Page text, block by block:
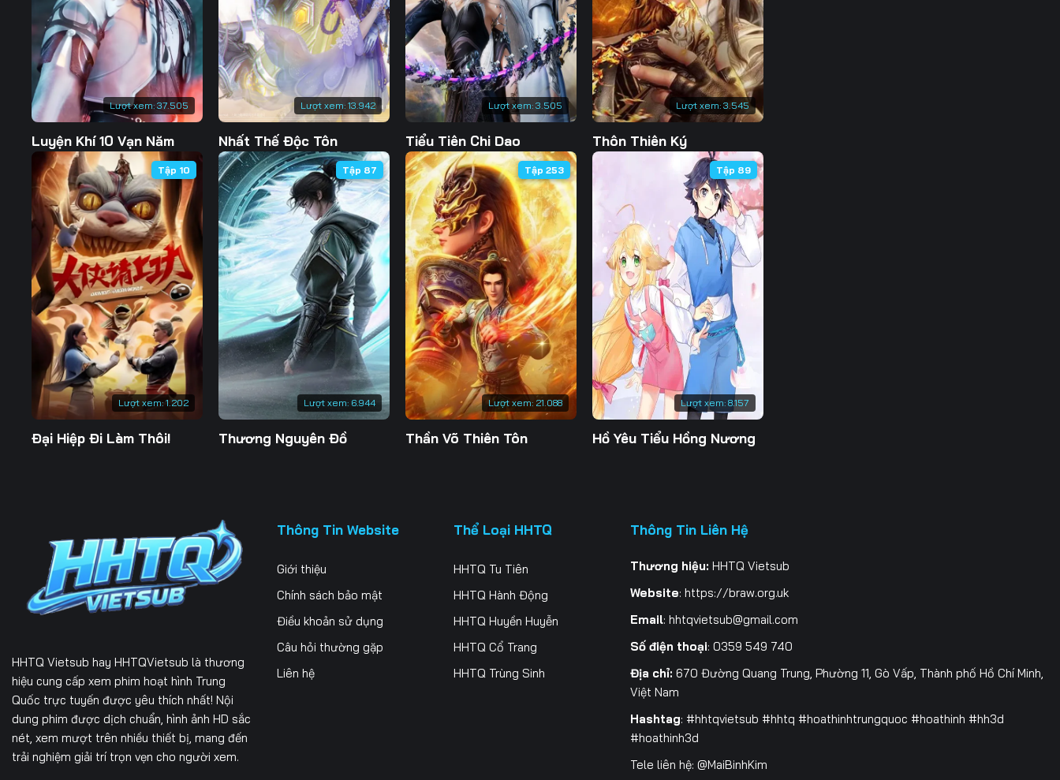
Lượt xem: 37.505
Luyện Khí 10 Vạn Năm
Lượt xem: 13.942
Nhất Thế Độc Tôn
Lượt xem: 3.505
Tiểu Tiên Chi Dao
Lượt xem: 3.545
Thôn Thiên Ký
Lượt xem: 1.202
Tập 10
Đại Hiệp Đi Làm Thôi!
Lượt xem: 6.944
Tập 87
Thương Nguyên Đồ
Lượt xem: 21.088
Tập 253
Thần Võ Thiên Tôn
Lượt xem: 8.157
Tập 89
Hồ Yêu Tiểu Hồng Nương
HHTQ Vietsub hay HHTQVietsub là thương
hiệu cung cấp xem phim hoạt hình Trung
Quốc trực tuyến được yêu thích nhất! Nội
dung phim được dịch chuẩn, hình ảnh HD sắc
nét, xem mượt trên nhiều thiết bị, mang đến
trải nghiệm giải trí trọn vẹn cho người xem.
Thông Tin Website
Giới thiệu
Chính sách bảo mật
Điều khoản sử dụng
Câu hỏi thường gặp
Liên hệ
Thể Loại HHTQ
HHTQ Tu Tiên
HHTQ Hành Động
HHTQ Huyền Huyễn
HHTQ Cổ Trang
HHTQ Trùng Sinh
Thông Tin Liên Hệ
Thương hiệu: HHTQ Vietsub
Website: https://braw.org.uk
Email: hhtqvietsub@gmail.com
Số điện thoại: 0359 549 740
Địa chỉ: 670 Đường Quang Trung, Phường 11, Gò Vấp, Thành phố Hồ Chí Minh,
Việt Nam
Hashtag: #hhtqvietsub #hhtq #hoathinhtrungquoc #hoathinh #hh3d
#hoathinh3d
Tele liên hệ: @MaiBinhKim